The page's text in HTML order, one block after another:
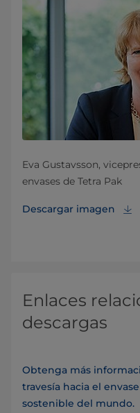
Eva Gustavsson,
envases de Tetra Pak
Descargar imagen
Enlaces
descargas
Obtenga más
travesía hacia el
sostenible del mundo.